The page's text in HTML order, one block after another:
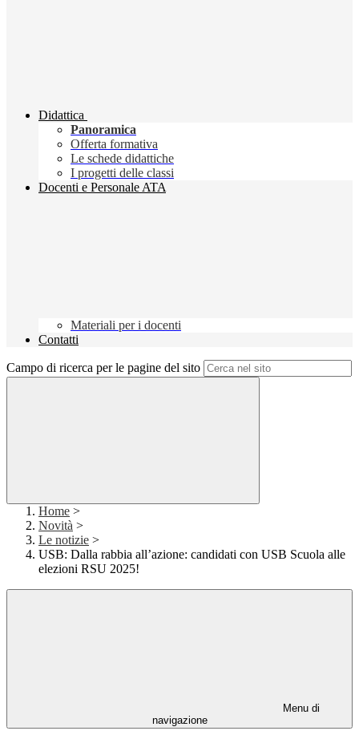
Didattica
Panoramica
Offerta formativa
Le schede didattiche
I progetti delle classi
Docenti e Personale ATA
Materiali per i docenti
Contatti
Campo di ricerca per le pagine del sito
Home >
Novità >
Le notizie >
USB: Dalla rabbia all’azione: candidati con USB Scuola alle
elezioni RSU 2025!
Menu di
navigazione